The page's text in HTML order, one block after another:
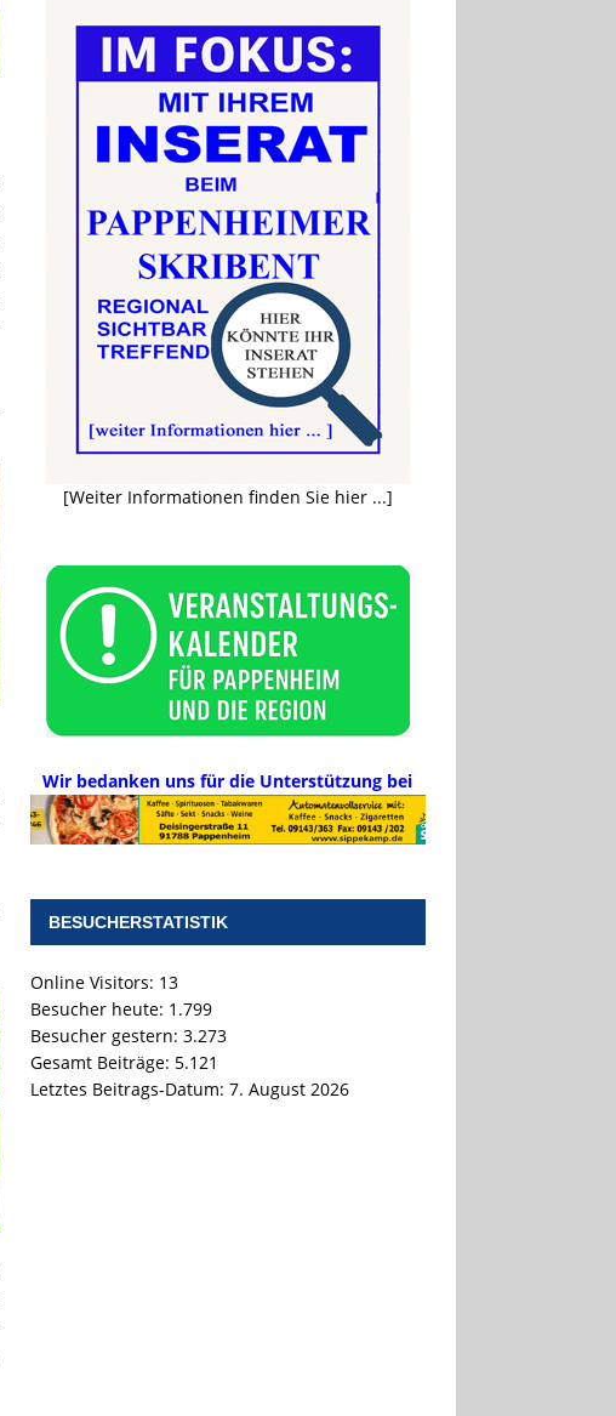
[Weiter Informationen finden Sie hier ...]
Wir bedanken uns für die Unterstützung bei
BESUCHERSTATISTIK
Online Visitors: 13
Besucher heute: 1.799
Besucher gestern: 3.273
Gesamt Beiträge: 5.121
Letztes Beitrags-Datum: 7. August 2026